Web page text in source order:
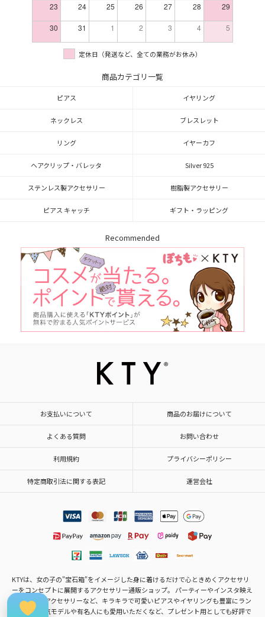
23 24 25 26 27 28 29
30 31 1 2 3 4 5
定休日（発送など、全ての業務がお休み）
商品カテゴリ一覧
ピアス イヤリング
ネックレス ブレスレット
リング イヤーカフ
ヘアクリップ・バレッタ Silver 925
ステンレス製アクセサリー 樹脂製アクセサリー
ピアス キャッチ ギフト・ラッピング
Recommended
お支払いについて 商品のお届けについて
よくある質問 お問い合わせ
利用規約 プライバシーポリシー
特定商取引法に関する表記 運営会社
KTYは、女の子の"宝石箱"をイメージした身に着けるだけで心ときめくアクセサリ
ーをコンセプトに展開するアクセサリー通販ショップ。 パーティーやインスタ映え
するモテ・アクセサリーなど、キラキラで可愛いピアスやイヤリングも豊富にラン
ナップ。人気モデルや有名人にも愛用いただくなど、プレゼント用としても好評で